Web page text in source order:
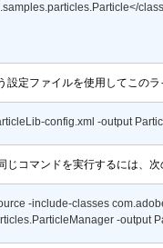
設定ファイルを使用してこの
config.xml -output
じコマンドを実行するには、次
-include-classes
-output